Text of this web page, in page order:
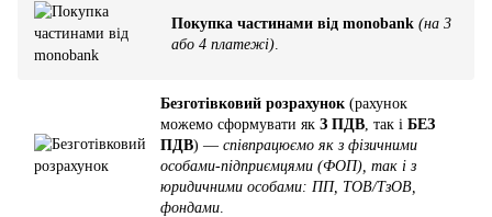
Покупка частинами від monobank (на 3
або 4 платежі)
Безготівковий розрахунок (рахунок
можемо сформувати як З ПДВ , так і БЕЗ
ПДВ) — співпрацюємо як з фізичними
особами-підприємцями (ФОП), так і з
юридичними особами: ПП, ТОВ/ТзОВ,
фондами